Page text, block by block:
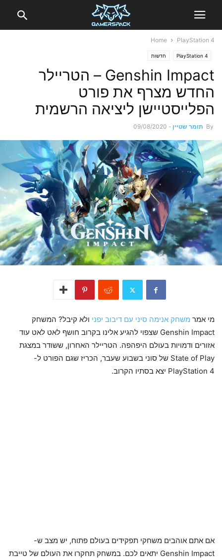
Home PlayStation 4
PlayStation 4 חדשות
Genshin Impact – הטריילר
החדש מצרף את פורט
הפלייסטיישן ליציאה הרשמית
By תומר שטיין -
09/08/2020
מי אמר משחק אנימה סיני עם דיבוב יפני ולא קיבל? המשחק
Genshin Impact שצפוי להגיע אלינו בקרוב חושף לאט לאט עוד
אזורים ודמויות בעולם היפהפה. הטריילר האחרון, ששודר במצגת
State of Play של סוני בשבוע שעבר, הכריז שגם הפורט ל-
PlayStation 4 יצא בסתיו הקרוב.
אם אתם אוהבים משחקי תפקידים בעולם פתוח, יש מצב ש-
Genshin Impact יתאים לכם. במשחק תחקרו את העולם של טייבת